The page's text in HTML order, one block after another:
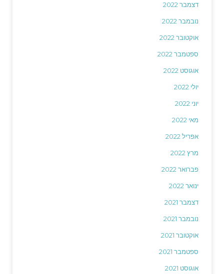
דצמבר 2022
נובמבר 2022
אוקטובר 2022
ספטמבר 2022
אוגוסט 2022
יולי 2022
יוני 2022
מאי 2022
אפריל 2022
מרץ 2022
פברואר 2022
ינואר 2022
דצמבר 2021
נובמבר 2021
אוקטובר 2021
ספטמבר 2021
אוגוסט 2021